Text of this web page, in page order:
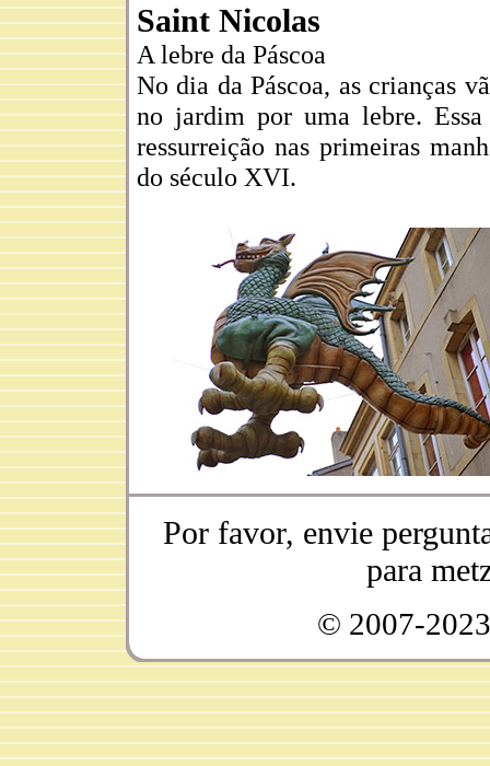
Saint Nicolas
A lebre da Páscoa
No dia da Páscoa, as crianças
no jardim por uma lebre.
ressurreição nas primeiras
do século XVI.
Por favor, envie
para
© 2007-